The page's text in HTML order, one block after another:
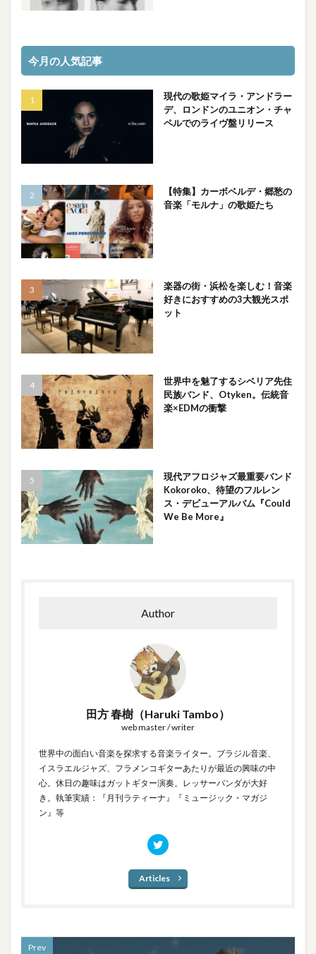
今月の人気記事
現代の歌姫マイラ・アンドラー
デ、ロンドンのユニオン・チャ
ペルでのライヴ盤リリース
【特集】カーボベルデ・郷愁の
音楽「モルナ」の歌姫たち
楽器の街・浜松を楽しむ！音楽
好きにおすすめの3大観光スポ
ット
世界中を魅了するシベリア先住
民族バンド、Otyken。伝統音
楽×EDMの衝撃
現代アフロジャズ最重要バンド
Kokoroko、待望のフルレン
ス・デビューアルバム『Could
We Be More』
Author
田方 春樹（Haruki Tambo）
web master / writer
世界中の面白い音楽を探求する音楽ライター。ブラジル音楽、
イスラエルジャズ、フラメンコギターあたりが最近の興味の中
心。休日の趣味はガットギター演奏。レッサーパンダが大好
き。執筆実績：『月刊ラティーナ』『ミュージック・マガジ
ン』等
Articles
Prev